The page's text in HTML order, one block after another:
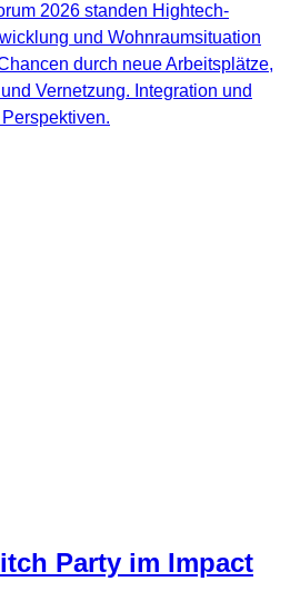
2026 standen Hightech-
und Wohnraumsituation
durch neue Arbeitsplätze,
Vernetzung. Integration und
Party im Impact